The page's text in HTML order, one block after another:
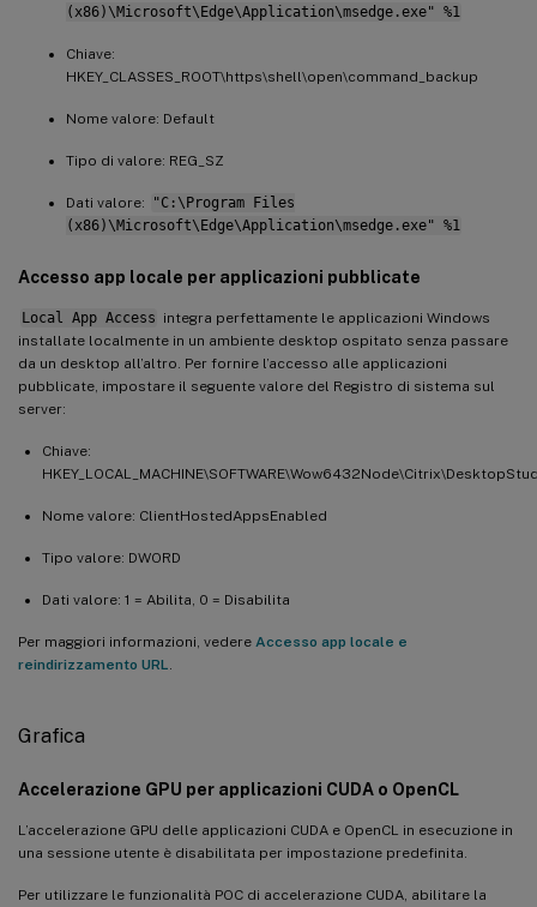
(x86)\Microsoft\Edge\Application\msedge.exe" %1
Chiave:
HKEY_CLASSES_ROOT\https\shell\open\command_backup
Nome valore: Default
Tipo di valore: REG_SZ
Dati valore:
"C:\Program Files
(x86)\Microsoft\Edge\Application\msedge.exe" %1
Accesso app locale per applicazioni pubblicate
Local App Access integra perfettamente le applicazioni Windows
installate localmente in un ambiente desktop ospitato senza passare
da un desktop all’altro. Per fornire l’accesso alle applicazioni
pubblicate, impostare il seguente valore del Registro di sistema sul
server:
Chiave:
Nome valore: ClientHostedAppsEnabled
Tipo valore: DWORD
Dati valore: 1 = Abilita, 0 = Disabilita
Per maggiori informazioni, vedere Accesso app locale e
reindirizzamento URL
Grafica
Accelerazione GPU per applicazioni CUDA o OpenCL
L’accelerazione GPU delle applicazioni CUDA e OpenCL in esecuzione in
una sessione utente è disabilitata per impostazione predefinita.
Per utilizzare le funzionalità POC di accelerazione CUDA, abilitare la